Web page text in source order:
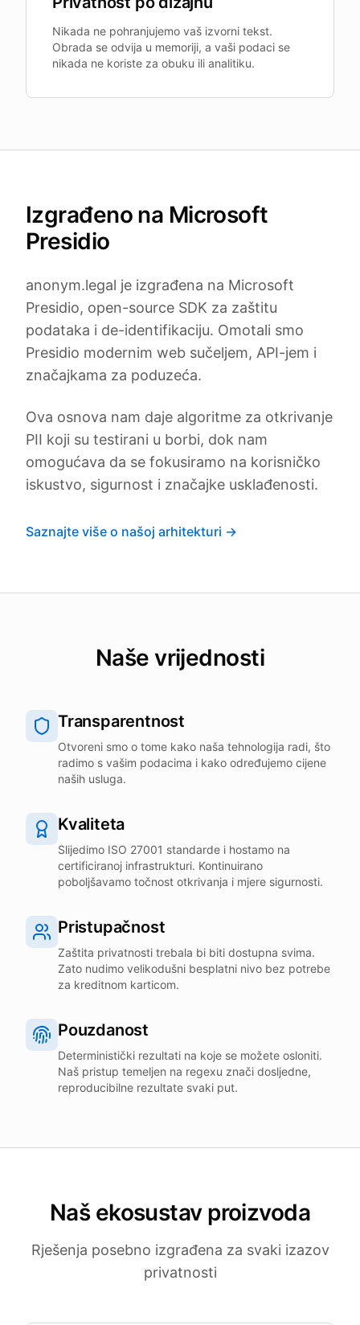
Nikada ne pohranjujemo vaš izvorni tekst.
Obrada se odvija u memoriji, a vaši podaci se
nikada ne koriste za obuku ili analitiku.
Izgrađeno na Microsoft
Presidio
anonym.legal je izgrađena na Microsoft
Presidio, open-source SDK za zaštitu
podataka i de-identifikaciju. Omotali smo
Presidio modernim web sučeljem, API-jem i
značajkama za poduzeća.
Ova osnova nam daje algoritme za otkrivanje
PII koji su testirani u borbi, dok nam
omogućava da se fokusiramo na korisničko
iskustvo, sigurnost i značajke usklađenosti.
Saznajte više o našoj arhitekturi →
Naše vrijednosti
Transparentnost
Otvoreni smo o tome kako naša tehnologija radi, što
radimo s vašim podacima i kako određujemo cijene
naših usluga.
Kvaliteta
Slijedimo ISO 27001 standarde i hostamo na
certificiranoj infrastrukturi. Kontinuirano
poboljšavamo točnost otkrivanja i mjere sigurnosti.
Pristupačnost
Zaštita privatnosti trebala bi biti dostupna svima.
Zato nudimo velikodušni besplatni nivo bez potrebe
za kreditnom karticom.
Pouzdanost
Deterministički rezultati na koje se možete osloniti.
Naš pristup temeljen na regexu znači dosljedne,
reproducibilne rezultate svaki put.
Naš ekosustav proizvoda
Rješenja posebno izgrađena za svaki izazov
privatnosti